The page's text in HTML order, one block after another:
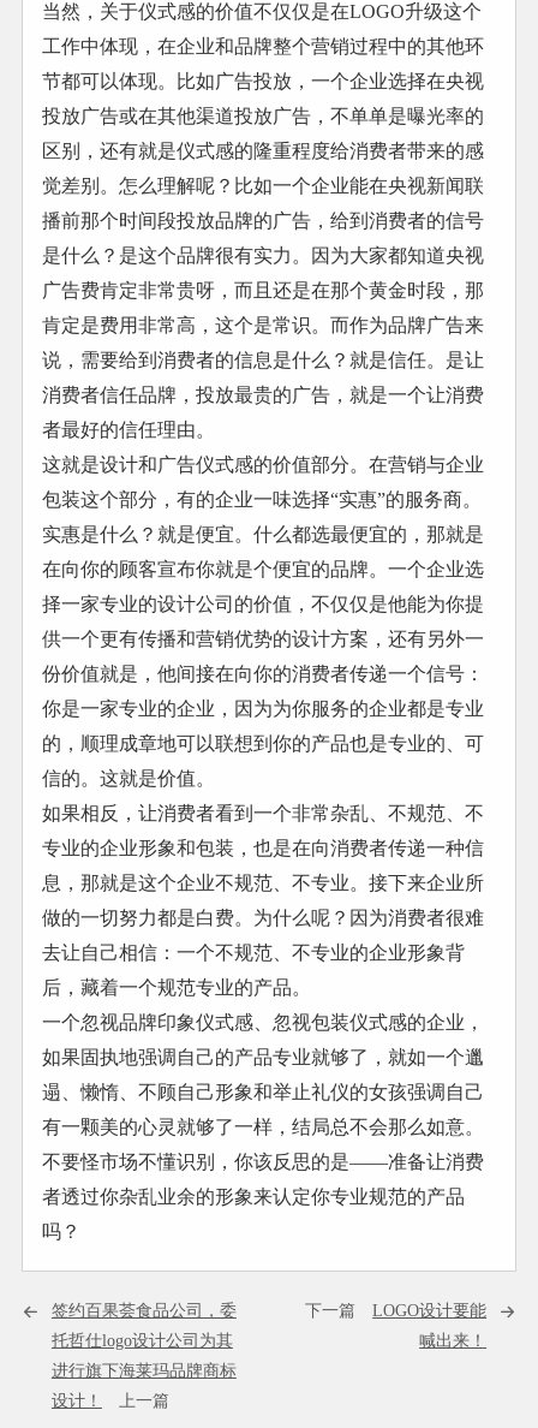
当然，关于仪式感的价值不仅仅是在LOGO升级这个
工作中体现，在企业和品牌整个营销过程中的其他环
节都可以体现。比如广告投放，一个企业选择在央视
投放广告或在其他渠道投放广告，不单单是曝光率的
区别，还有就是仪式感的隆重程度给消费者带来的感
觉差别。怎么理解呢？比如一个企业能在央视新闻联
播前那个时间段投放品牌的广告，给到消费者的信号
是什么？是这个品牌很有实力。因为大家都知道央视
广告费肯定非常贵呀，而且还是在那个黄金时段，那
肯定是费用非常高，这个是常识。而作为品牌广告来
说，需要给到消费者的信息是什么？就是信任。是让
消费者信任品牌，投放最贵的广告，就是一个让消费
者最好的信任理由。
这就是设计和广告仪式感的价值部分。在营销与企业
包装这个部分，有的企业一味选择“实惠”的服务商。
实惠是什么？就是便宜。什么都选最便宜的，那就是
在向你的顾客宣布你就是个便宜的品牌。一个企业选
择一家专业的设计公司的价值，不仅仅是他能为你提
供一个更有传播和营销优势的设计方案，还有另外一
份价值就是，他间接在向你的消费者传递一个信号：
你是一家专业的企业，因为为你服务的企业都是专业
的，顺理成章地可以联想到你的产品也是专业的、可
信的。这就是价值。
如果相反，让消费者看到一个非常杂乱、不规范、不
专业的企业形象和包装，也是在向消费者传递一种信
息，那就是这个企业不规范、不专业。接下来企业所
做的一切努力都是白费。为什么呢？因为消费者很难
去让自己相信：一个不规范、不专业的企业形象背
后，藏着一个规范专业的产品。
一个忽视品牌印象仪式感、忽视包装仪式感的企业，
如果固执地强调自己的产品专业就够了，就如一个邋
遢、懒惰、不顾自己形象和举止礼仪的女孩强调自己
有一颗美的心灵就够了一样，结局总不会那么如意。
不要怪市场不懂识别，你该反思的是——准备让消费
者透过你杂乱业余的形象来认定你专业规范的产品
吗？
签约百果荟食品公司，委
托哲仕logo设计公司为其
进行旗下海莱玛品牌商标
设计！
上一篇
下一篇LOGO设计要能
喊出来！